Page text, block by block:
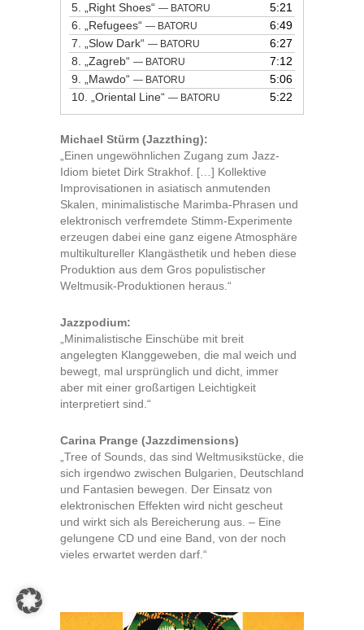
5.
„Right Shoes“ — BATORU
5:21
6.
„Refugees“ — BATORU
6:49
7.
„Slow Dark“ — BATORU
6:27
8.
„Zagreb“ — BATORU
7:12
9.
„Mawdo“ — BATORU
5:06
10.
„Oriental Line“ — BATORU 5:22
Michael Stürm (Jazzthing):
„Einen ungewöhnlichen Zugang zum Jazz-
Idiom bietet Dirk Strakhof. […] Kollektive
Improvisationen in asiatisch anmutenden
Skalen, minimalistische Marimba-Phrasen und
elektronisch verfremdete Stimm-Experimente
erzeugen dabei eine ganz eigene Atmosphäre
multikultureller Klangästhetik und heben diese
Produktion aus dem Gros populistischer
Weltmusik-Produktionen heraus.“
Jazzpodium:
„Minimalistische Einschübe mit breit
angelegten Klanggeweben, die mal weich und
bewegt, mal ursprünglich und dicht, immer
aber mit einer großartigen Leichtigkeit
interpretiert sind.“
Carina Prange (Jazzdimensions)
„Tree of Sounds, das sind Weltmusikstücke, die
sich irgendwo zwischen Bulgarien, Deutschland
und Fantasien bewegen. Der Einsatz von
elektronischen Effekten wird nicht gescheut
und wirkt sich als Bereicherung aus. – Eine
gelungene CD und eine Band, von der noch
vieles erwartet werden darf.“